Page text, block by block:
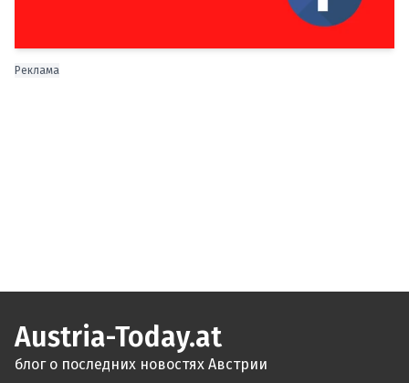
Реклама
Austria-Today.at
блог о последних новостях Австрии